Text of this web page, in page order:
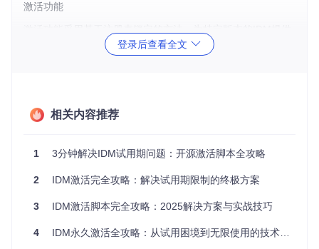
激活功能
完整功能授权。该功能适用于希望获得类似正版授权体验的用
户，但需注意部分新版本IDM可能存在兼容性问题。当用户追
况，可通过此功能重新获得完整试用体验。该功能操作简单，
登录后查看全文
相关内容推荐
1 3分钟解决IDM试用期问题：开源激活脚本全攻略
2 IDM激活完全攻略：解决试用期限制的终极方案
3 IDM激活脚本完全攻略：2025解决方案与实战技巧
4 IDM永久激活全攻略：从试用困境到无限使用的技术突破